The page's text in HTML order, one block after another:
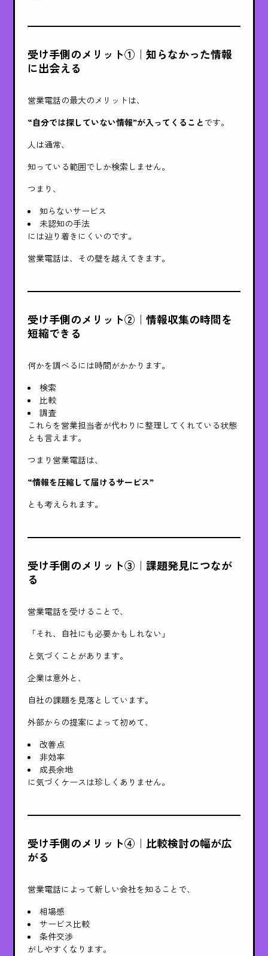
受け手側のメリット①｜知らなかった情報
に出会える
営業電話の最大のメリットは、
“自分では探していない情報”が入ってくること です。
人は通常、
知っている範囲でしか検索しません。
つまり、
知らないサービス
未認知の手法
には辿り着きにくいのです。
営業電話は、その壁を越えてきます。
受け手側のメリット②｜情報収集の時間を
短縮できる
何かを調べるには時間がかかります。
検索
比較
調査
これらを営業担当者が代わりに整理してくれている状態
とも言えます。
つまり営業電話は、
“情報を圧縮して届けるサービス”
とも考えられます。
受け手側のメリット③｜課題発見につなが
る
営業電話を受けることで、
「それ、自社にも必要かもしれない」
と気づくことがあります。
企業は意外と、
自社の課題を見落としています。
外部からの提案によって初めて、
改善点
非効率
成長余地
に気づくケースは珍しくありません。
受け手側のメリット④｜比較検討の幅が広
がる
営業電話によって新しい会社を知ることで、
相場感
サービス比較
条件交渉
がしやすくなります。